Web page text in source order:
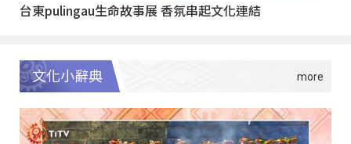
台東pulingau生命故事展 香氛串起文化連結
文化小辭典